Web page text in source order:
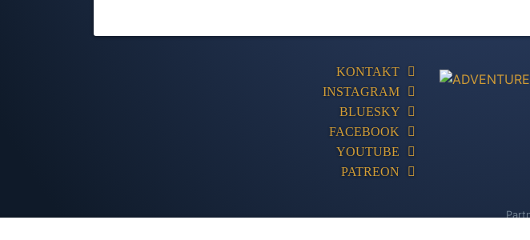
KONTAKT
INSTAGRAM
BLUESKY
FACEBOOK
YOUTUBE
PATREON